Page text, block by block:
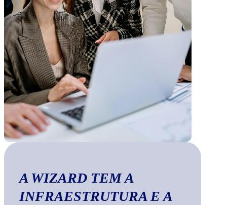
A WIZARD TEM A
INFRAESTRUTURA E A